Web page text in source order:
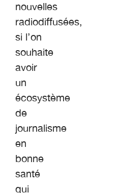
nouvelles
radiodiffusées,
si l’on
souhaite
avoir
un
écosystème
de
journalisme
en
bonne
santé
qui